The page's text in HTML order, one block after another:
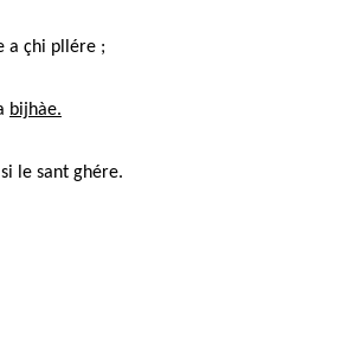
a çhi pllére ;
bijhàe.
le sant ghére.